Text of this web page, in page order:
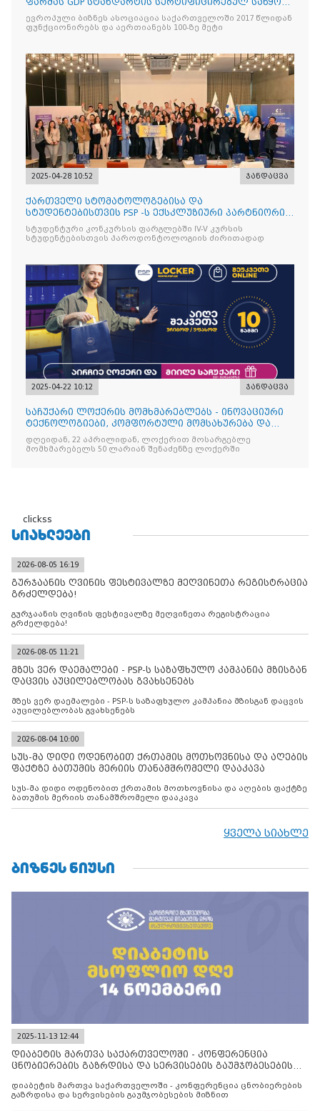
ფარმას GDP სტანდარტის სერტიფიცირებულ საწყობს
ესტუმრენ
ევროპული ბიზნეს ასოციაცია საქართველოში 2017 წლიდან
ფუნქციონირებს და აერთიანებს 100-ზე მეტი
2025-04-28 10:52 ჯანდაცვა
ქართველი სტომატოლოგებისა და
სტუდენტებისთვის PSP -ს ექსკლუზიური პარტნიორის
იტალიური ბრენდის Curasept-
სტუდენტური კონკურსის ფარგლებში IV-V კურსის
სტუდენტებისთვის პაროდონტოლოგიის ძირითადად
2025-04-22 10:12 ჯანდაცვა
საჩუქარი ლოქერის მომხმარებლებს - ინოვაციური
ტექნოლოგიები, კომფორტული მომსახურება და
ყოველთვის სარგებ
დღეიდან, 22 აპრილიდან, ლოქერით მოსარგებლე
მომხმარებელს 50 ლარიან შენაძენზე ლოქერში
clickss
ᲡᲘᲐᲮᲚᲔᲔᲑᲘ
2026-08-05 16:19
გურჯაანის ღვინის ფესტივალზე მეღვინეთა რეგისტრაცია
გრძელდება!
გურჯაანის ღვინის ფესტივალზე მეღვინეთა რეგისტრაცია
გრძელდება!
2026-08-05 11:21
მზეს ვერ დაემალები - PSP-ს საზაფხულო კამპანია მზისგან
დაცვის აუცილებლობას გვახსენებს
მზეს ვერ დაემალები - PSP-ს საზაფხულო კამპანია მზისგან დაცვის
აუცილებლობას გვახსენებს
2026-08-04 10:00
სუს-მა დიდი ოდენობით ქრთამის მოთხოვნისა და აღების
ფაქტზე ბათუმის მერიის თანამშრომელი დააკავა
სუს-მა დიდი ოდენობით ქრთამის მოთხოვნისა და აღების ფაქტზე
ბათუმის მერიის თანამშრომელი დააკავა
ყველა სიახლე
ᲑᲘᲖᲜᲔᲡ ᲜᲘᲣᲡᲘ
2025-11-13 12:44
დიაბეტის მართვა საქართველოში - კონფერენცია
ცნობიერების გაზრდისა და სერვისების გაუმჯობესების
დიაბეტის მართვა საქართველოში - კონფერენცია ცნობიერების
გაზრდისა და სერვისების გაუმჯობესების მიზნით